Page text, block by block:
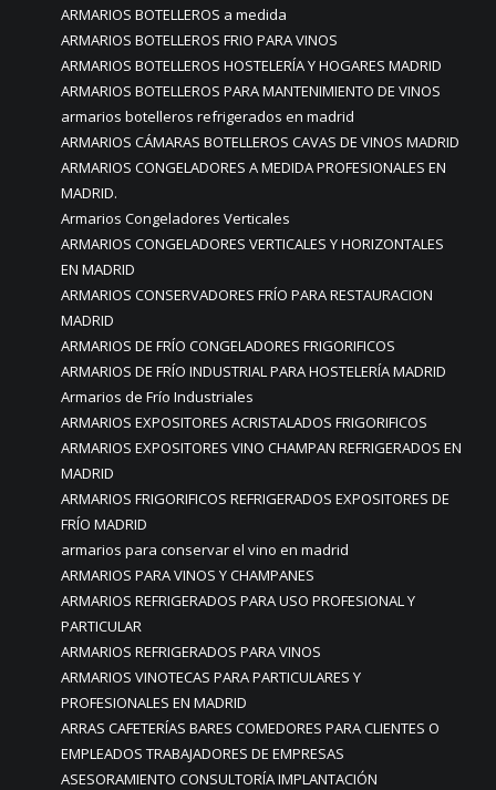
ARMARIOS BOTELLEROS a medida
ARMARIOS BOTELLEROS FRIO PARA VINOS
ARMARIOS BOTELLEROS HOSTELERÍA Y HOGARES MADRID
ARMARIOS BOTELLEROS PARA MANTENIMIENTO DE VINOS
armarios botelleros refrigerados en madrid
ARMARIOS CÁMARAS BOTELLEROS CAVAS DE VINOS MADRID
ARMARIOS CONGELADORES A MEDIDA PROFESIONALES EN
MADRID.
Armarios Congeladores Verticales
ARMARIOS CONGELADORES VERTICALES Y HORIZONTALES
EN MADRID
ARMARIOS CONSERVADORES FRÍO PARA RESTAURACION
MADRID
ARMARIOS DE FRÍO CONGELADORES FRIGORIFICOS
ARMARIOS DE FRÍO INDUSTRIAL PARA HOSTELERÍA MADRID
Armarios de Frío Industriales
ARMARIOS EXPOSITORES ACRISTALADOS FRIGORIFICOS
ARMARIOS EXPOSITORES VINO CHAMPAN REFRIGERADOS EN
MADRID
ARMARIOS FRIGORIFICOS REFRIGERADOS EXPOSITORES DE
FRÍO MADRID
armarios para conservar el vino en madrid
ARMARIOS PARA VINOS Y CHAMPANES
ARMARIOS REFRIGERADOS PARA USO PROFESIONAL Y
PARTICULAR
ARMARIOS REFRIGERADOS PARA VINOS
ARMARIOS VINOTECAS PARA PARTICULARES Y
PROFESIONALES EN MADRID
ARRAS CAFETERÍAS BARES COMEDORES PARA CLIENTES O
EMPLEADOS TRABAJADORES DE EMPRESAS
ASESORAMIENTO CONSULTORÍA IMPLANTACIÓN